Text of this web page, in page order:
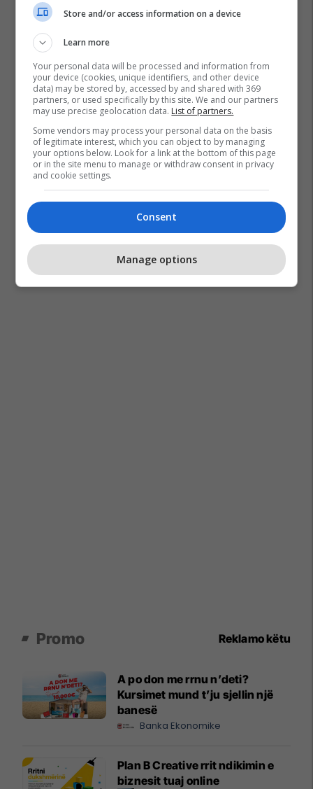
Hungaria Ukraina Kriza Në Ukrainë
Promo Reklamo këtu
A po don me rrnu n’deti?
Kursimet mund t’ju sjellin një
banesë
Banka Ekonomike
Plan B Creative rrit ndikimin e
biznesit tuaj online
Store and/or access information on a device
Learn more
Your personal data will be processed and information from
your device (cookies, unique identifiers, and other device
data) may be stored by, accessed by and shared with 369
partners, or used specifically by this site. We and our partners
may use precise geolocation data. List of partners.
Some vendors may process your personal data on the basis
of legitimate interest, which you can object to by managing
your options below. Look for a link at the bottom of this page
or in the site menu to manage or withdraw consent in privacy
and cookie settings.
Consent
Manage options